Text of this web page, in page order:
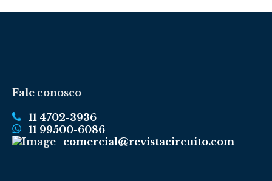
Fale conosco
11 4702-3936
11 99500-6086
comercial@revistacircuito.com